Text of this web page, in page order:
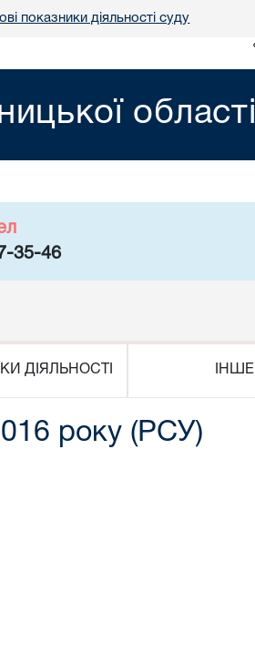
показники діяльності суду
області
35-46
ДІЯЛЬНОСТІ ІНШЕ
року (РСУ)